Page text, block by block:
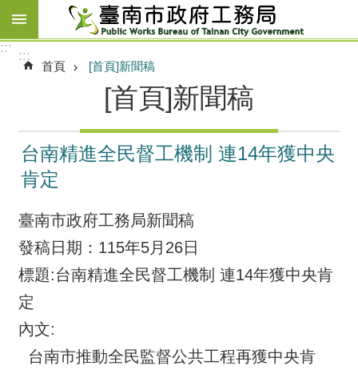
跳到主要內容區塊
:::
:::
首頁 [首頁]新聞稿
[首頁]新聞稿
台南精進全民督工機制 連14年獲中央
肯定
臺南市政府工務局新聞稿
發稿日期：115年5月26日
標題:台南精進全民督工機制 連14年獲中央肯
定
內文:
台南市推動全民監督公共工程再獲中央肯